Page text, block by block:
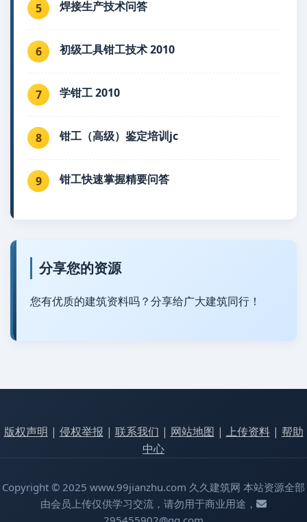
5 焊接生产技术问答
6 初级工具钳工技术 2010
7 学钳工 2010
8 钳工（高级）鉴定培训jc
9 钳工快速掌握精要问答
分享您的资源
您有优质的建筑资料吗？分享给广大建筑同行！
版权声明 | 侵权举报 | 联系我们 | 网站地图 | 上传资料| 帮助
中心
Copyright © 2025 www.99jianzhu.com 久久建筑网 本站资源全部
由会员上传仅供学习交流，请勿用于商业用途，